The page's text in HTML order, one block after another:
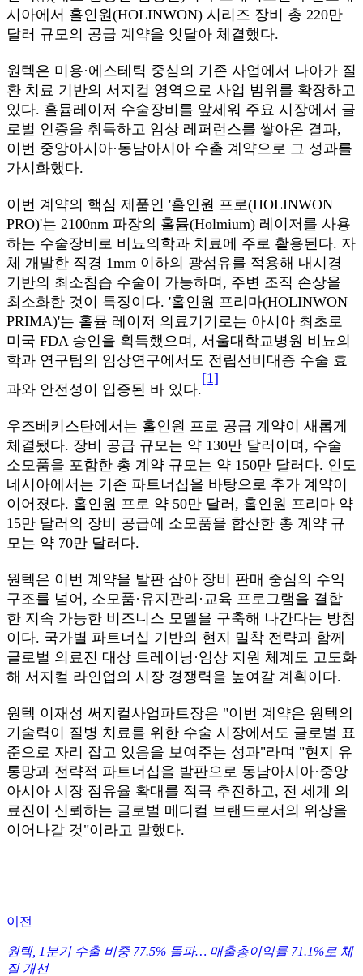
시아에서 홀인원(HOLINWON) 시리즈 장비 총 220만
달러 규모의 공급 계약을 잇달아 체결했다.
원텍은 미용·에스테틱 중심의 기존 사업에서 나아가 질
환 치료 기반의 서지컬 영역으로 사업 범위를 확장하고
있다. 홀뮴레이저 수술장비를 앞세워 주요 시장에서 글
로벌 인증을 취득하고 임상 레퍼런스를 쌓아온 결과,
이번 중앙아시아·동남아시아 수출 계약으로 그 성과를
가시화했다.
이번 계약의 핵심 제품인 '홀인원 프로(HOLINWON
PRO)'는 2100nm 파장의 홀뮴(Holmium) 레이저를 사용
하는 수술장비로 비뇨의학과 치료에 주로 활용된다. 자
체 개발한 직경 1mm 이하의 광섬유를 적용해 내시경
기반의 최소침습 수술이 가능하며, 주변 조직 손상을
최소화한 것이 특징이다. '홀인원 프리마(HOLINWON
PRIMA)'는 홀뮴 레이저 의료기기로는 아시아 최초로
미국 FDA 승인을 획득했으며, 서울대학교병원 비뇨의
학과 연구팀의 임상연구에서도 전립선비대증 수술 효
과와 안전성이 입증된 바 있다.
[1]
우즈베키스탄에서는 홀인원 프로 공급 계약이 새롭게
체결됐다. 장비 공급 규모는 약 130만 달러이며, 수술
소모품을 포함한 총 계약 규모는 약 150만 달러다. 인도
네시아에서는 기존 파트너십을 바탕으로 추가 계약이
이어졌다. 홀인원 프로 약 50만 달러, 홀인원 프리마 약
15만 달러의 장비 공급에 소모품을 합산한 총 계약 규
모는 약 70만 달러다.
원텍은 이번 계약을 발판 삼아 장비 판매 중심의 수익
구조를 넘어, 소모품·유지관리·교육 프로그램을 결합
한 지속 가능한 비즈니스 모델을 구축해 나간다는 방침
이다. 국가별 파트너십 기반의 현지 밀착 전략과 함께
글로벌 의료진 대상 트레이닝·임상 지원 체계도 고도화
해 서지컬 라인업의 시장 경쟁력을 높여갈 계획이다.
원텍 이재성 써지컬사업파트장은 "이번 계약은 원텍의
기술력이 질병 치료를 위한 수술 시장에서도 글로벌 표
준으로 자리 잡고 있음을 보여주는 성과"라며 "현지 유
통망과 전략적 파트너십을 발판으로 동남아시아·중앙
아시아 시장 점유율 확대를 적극 추진하고, 전 세계 의
료진이 신뢰하는 글로벌 메디컬 브랜드로서의 위상을
이어나갈 것"이라고 말했다.
이전
원텍, 1분기 수출 비중 77.5% 돌파… 매출총이익률 71.1%로 체
질 개선